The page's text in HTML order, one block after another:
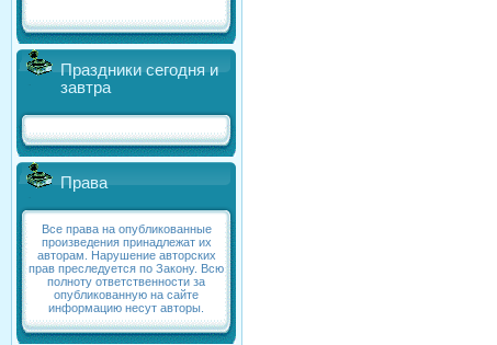
Праздники сегодня и
завтра
Права
Все права на опубликованные
произведения принадлежат их
авторам. Нарушение авторских
прав преследуется по Закону. Всю
полноту ответственности за
опубликованную на сайте
информацию несут авторы.